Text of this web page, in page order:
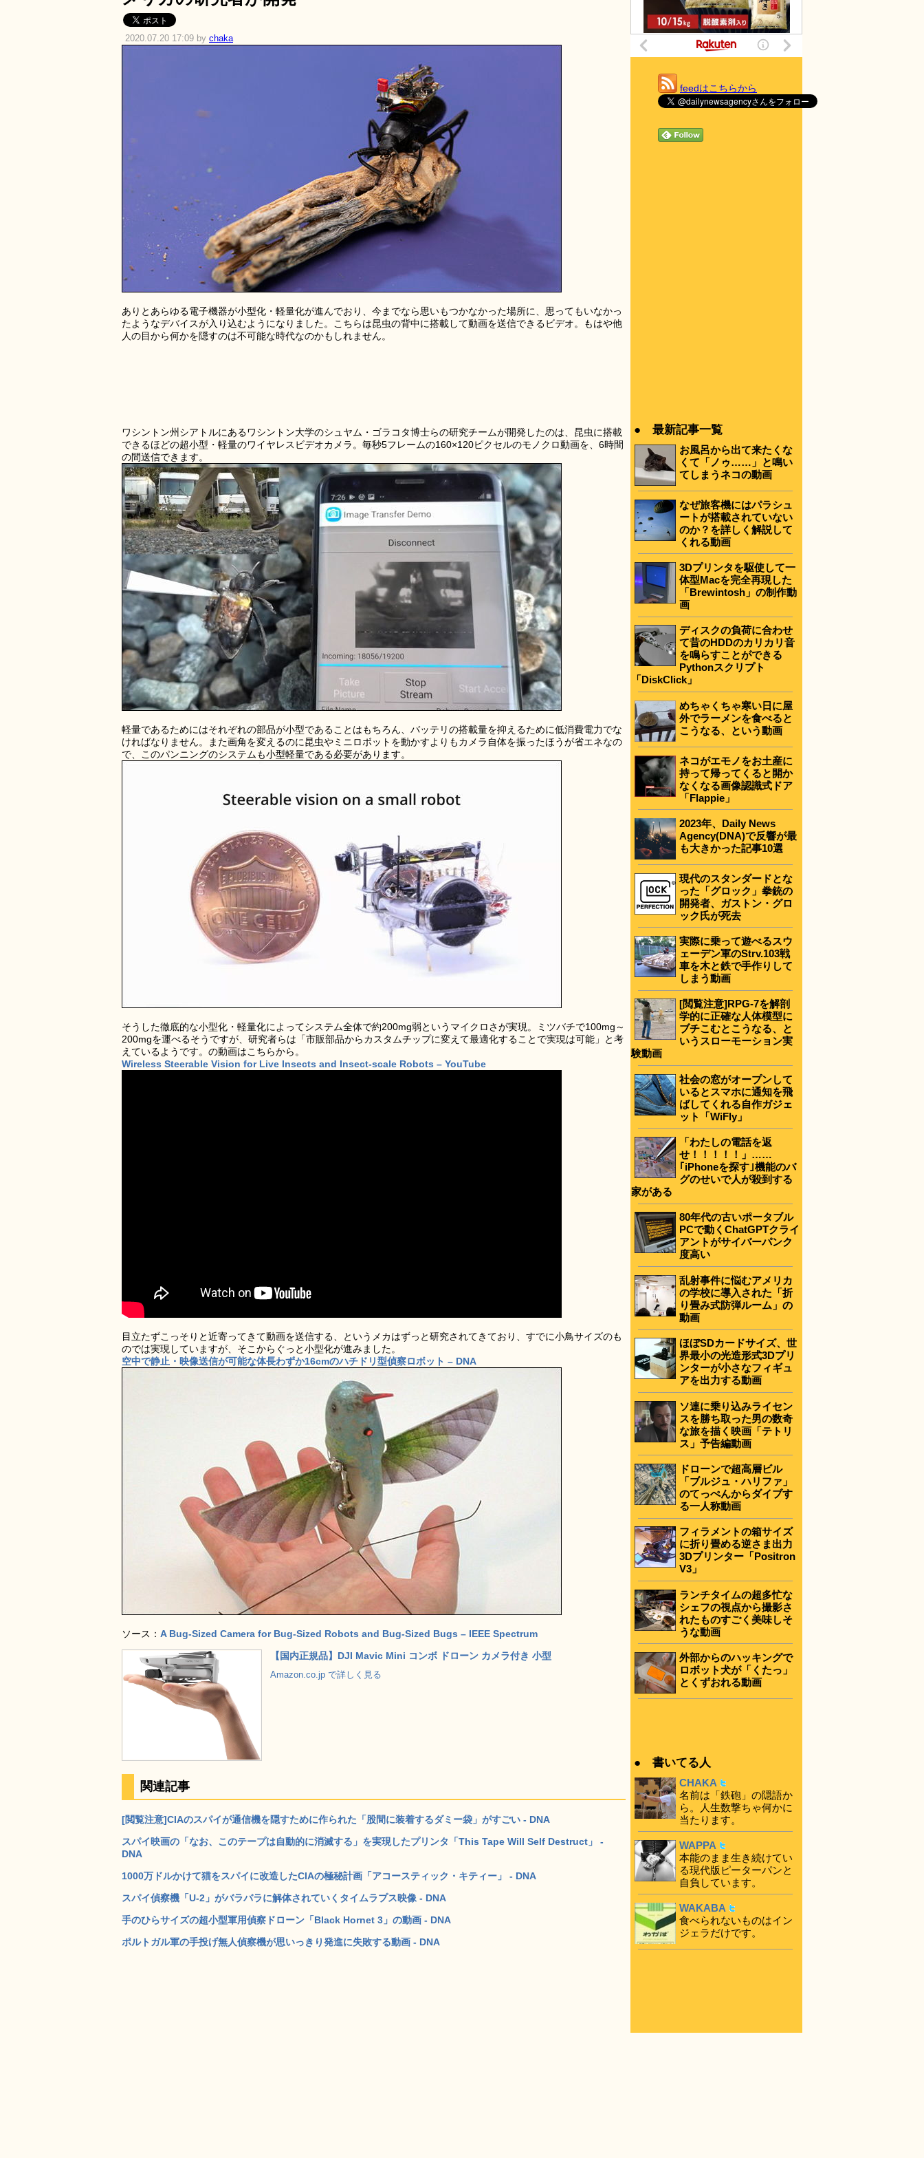
2020.07.20 17:09 by chaka
ありとあらゆる電子機器が小型化・軽量化が進んでおり、今までなら思いもつかなかった場所に、思ってもいなかっ
たようなデバイスが入り込むようになりました。こちらは昆虫の背中に搭載して動画を送信できるビデオ。もはや他
人の目から何かを隠すのは不可能な時代なのかもしれません。
ワシントン州シアトルにあるワシントン大学のシュヤム・ゴラコタ博士らの研究チームが開発したのは、昆虫に搭載
できるほどの超小型・軽量のワイヤレスビデオカメラ。毎秒5フレームの160×120ピクセルのモノクロ動画を、6時間
の間送信できます。
軽量であるためにはそれぞれの部品が小型であることはもちろん、バッテリの搭載量を抑えるために低消費電力でな
ければなりません。また画角を変えるのに昆虫やミニロボットを動かすよりもカメラ自体を振ったほうが省エネなの
で、このパンニングのシステムも小型軽量である必要があります。
そうした徹底的な小型化・軽量化によってシステム全体で約200mg弱というマイクロさが実現。ミツバチで100mg～
200mgを運べるそうですが、研究者らは「市販部品からカスタムチップに変えて最適化することで実現は可能」と考
えているようです。の動画はこちらから。
Wireless Steerable Vision for Live Insects and Insect-scale Robots – YouTube
目立たずこっそりと近寄ってきて動画を送信する、というメカはずっと研究されてきており、すでに小鳥サイズのも
のでは実現していますが、そこからぐっと小型化が進みました。
空中で静止・映像送信が可能な体長わずか16cmのハチドリ型偵察ロボット – DNA
ソース： A Bug-Sized Camera for Bug-Sized Robots and Bug-Sized Bugs – IEEE Spectrum
【国内正規品】DJI Mavic Mini コンボ ドローン カメラ付き 小型
Amazon.co.jp で詳しく見る
関連記事
[閲覧注意]CIAのスパイが通信機を隠すために作られた「股間に装着するダミー袋」がすごい - DNA
スパイ映画の「なお、このテープは自動的に消滅する」を実現したプリンタ「This Tape Will Self Destruct」 -
DNA
1000万ドルかけて猫をスパイに改造したCIAの極秘計画「アコースティック・キティー」 - DNA
スパイ偵察機「U-2」がバラバラに解体されていくタイムラプス映像 - DNA
手のひらサイズの超小型軍用偵察ドローン「Black Hornet 3」の動画 - DNA
ポルトガル軍の手投げ無人偵察機が思いっきり発進に失敗する動画 - DNA
feedはこちらから
● 最新記事一覧
お風呂から出て来たくな
くて「ノゥ……」と鳴い
てしまうネコの動画
なぜ旅客機にはパラシュ
ートが搭載されていない
のか？を詳しく解説して
くれる動画
3Dプリンタを駆使して一
体型Macを完全再現した
「Brewintosh」の制作動
画
ディスクの負荷に合わせ
て昔のHDDのカリカリ音
を鳴らすことができる
Pythonスクリプト
「DiskClick」
めちゃくちゃ寒い日に屋
外でラーメンを食べると
こうなる、という動画
ネコがエモノをお土産に
持って帰ってくると開か
なくなる画像認識式ドア
「Flappie」
2023年、Daily News
Agency(DNA)で反響が最
も大きかった記事10選
現代のスタンダードとな
った「グロック」拳銃の
開発者、ガストン・グロ
ック氏が死去
実際に乗って遊べるスウ
ェーデン軍のStrv.103戦
車を木と鉄で手作りして
しまう動画
[閲覧注意]RPG-7を解剖
学的に正確な人体模型に
ブチこむとこうなる、と
いうスローモーション実
験動画
社会の窓がオープンして
いるとスマホに通知を飛
ばしてくれる自作ガジェ
ット「WiFly」
「わたしの電話を返
せ！！！！！」……
｢iPhoneを探す｣機能のバ
グのせいで人が殺到する
家がある
80年代の古いポータブル
PCで動くChatGPTクライ
アントがサイバーパンク
度高い
乱射事件に悩むアメリカ
の学校に導入された「折
り畳み式防弾ルーム」の
動画
ほぼSDカードサイズ、世
界最小の光造形式3Dプリ
ンターが小さなフィギュ
アを出力する動画
ソ連に乗り込みライセン
スを勝ち取った男の数奇
な旅を描く映画「テトリ
ス」予告編動画
ドローンで超高層ビル
「ブルジュ・ハリファ」
のてっぺんからダイブす
る一人称動画
フィラメントの箱サイズ
に折り畳める逆さま出力
3Dプリンター「Positron
V3」
ランチタイムの超多忙な
シェフの視点から撮影さ
れたものすごく美味しそ
うな動画
外部からのハッキングで
ロボット犬が「くたっ」
とくずおれる動画
● 書いてる人
CHAKA
名前は「鉄砲」の隠語か
ら。人生数撃ちゃ何かに
当たります。
WAPPA
本能のまま生き続けてい
る現代版ピーターパンと
自負しています。
WAKABA
食べられないものはイン
ジェラだけです。